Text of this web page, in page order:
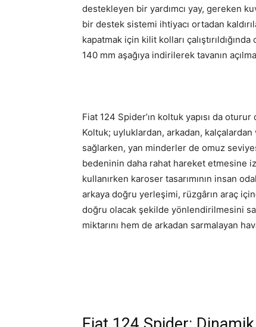
destekleyen bir yardımcı yay, gereken
bir destek sistemi ihtiyacı ortadan
kapatmak için kilit kolları
140 mm aşağıya indirilerek tavanın
Fiat 124 Spider’ın koltuk yapısı da
Koltuk; uyluklardan, arkadan,
sağlarken, yan minderler de omuz
bedeninin daha rahat hareket etmesine
kullanırken karoser tasarımının insan
arkaya doğru yerleşimi, rüzgârın araç
doğru olacak şekilde yönlendirilmesini
miktarını hem de arkadan sarmalayan